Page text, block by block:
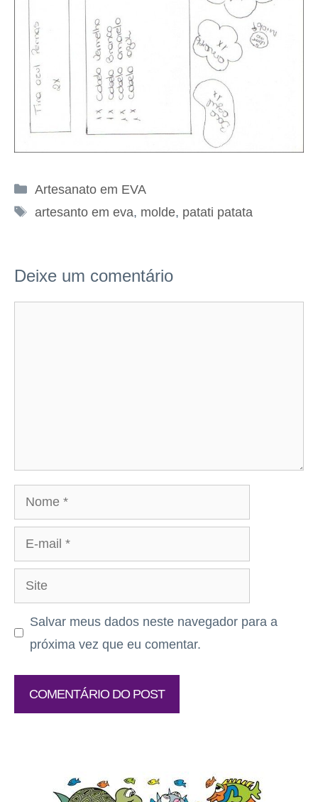
Categorias
Artesanato em EVA
Tags
artesanto em eva, molde, patati patata
Deixe um comentário
Nome
mail
Site
Salvar meus dados neste navegador para a
próxima vez que eu comentar.